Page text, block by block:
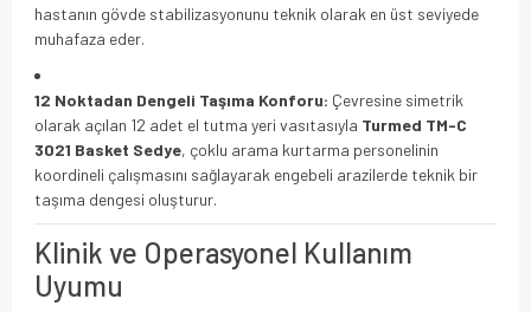
hastanın gövde stabilizasyonunu teknik olarak en üst seviyede
muhafaza eder.
12 Noktadan Dengeli Taşıma Konforu: Çevresine simetrik
olarak açılan 12 adet el tutma yeri vasıtasıyla Turmed TM-C
3021 Basket Sedye, çoklu arama kurtarma personelinin
koordineli çalışmasını sağlayarak engebeli arazilerde teknik bir
taşıma dengesi oluşturur.
Klinik ve Operasyonel Kullanım
Uyumu